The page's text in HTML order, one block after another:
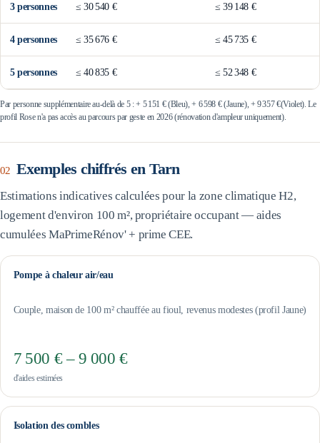
3personnes ≤30 540 € ≤39 148 €
4personnes ≤35 676 € ≤45 735 €
5personnes ≤40 835 € ≤52 348 €
Par personne supplémentaire au-delà de 5 : + 5 151 €(Bleu), + 6 598 €(Jaune), + 9 357 €(Violet). Le
profil Rose n'a pas accès au parcours par geste en 2026 (rénovation d'ampleur uniquement).
02 Exemples chiffrés en Tarn
Estimations indicatives calculées pour la zone climatique H2,
logement d'environ 100 m², propriétaire occupant — aides
cumulées MaPrimeRénov' + prime CEE.
Pompe à chaleur air/eau
Couple, maison de 100 m² chauffée au fioul, revenus modestes (profil Jaune)
7 500 € – 9 000 €
d'aides estimées
Isolation des combles